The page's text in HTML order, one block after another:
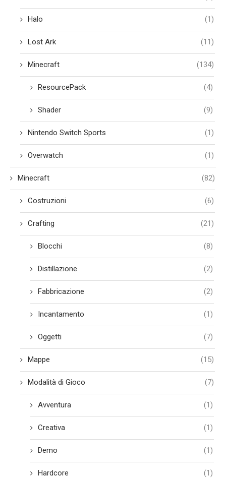
Halo (1)
Lost Ark (11)
Minecraft (134)
ResourcePack (4)
Shader (9)
Nintendo Switch Sports (1)
Overwatch (1)
Minecraft (82)
Costruzioni (6)
Crafting (21)
Blocchi (8)
Distillazione (2)
Fabbricazione (2)
Incantamento (1)
Oggetti (7)
Mappe (15)
Modalità di Gioco (7)
Avventura (1)
Creativa (1)
Demo (1)
Hardcore (1)